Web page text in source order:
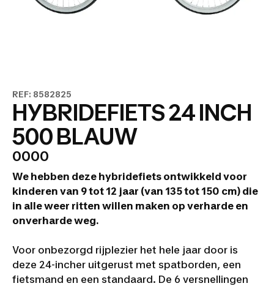
REF: 8582825
HYBRIDEFIETS 24 INCH
500 BLAUW
0000
We hebben deze hybridefiets ontwikkeld voor
kinderen van 9 tot 12 jaar (van 135 tot 150 cm) die
in alle weer ritten willen maken op verharde en
onverharde weg.
Voor onbezorgd rijplezier het hele jaar door is
deze 24-incher uitgerust met spatborden, een
fietsmand en een standaard. De 6 versnellingen